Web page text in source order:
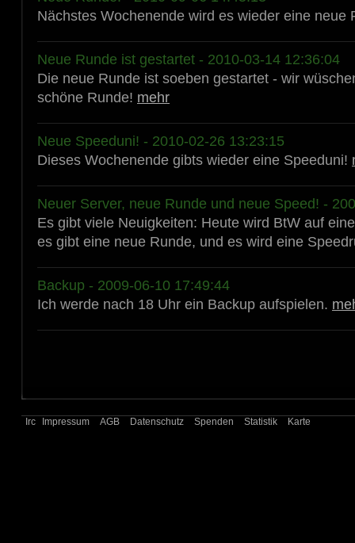
Nächstes Wochenende wird es wieder eine neue
Neue Runde ist gestartet - 2010-03-14 12:36:04
Die neue Runde ist soeben gestartet - wir
schöne Runde! mehr
Neue Speeduni! - 2010-02-26 13:23:15
Dieses Wochenende gibts wieder eine Speeduni!
Neuer Server, neue Runde und neue Speed! -
Es gibt viele Neuigkeiten: Heute wird BtW auf
es gibt eine neue Runde, und es wird eine
Backup - 2009-06-10 17:49:44
Ich werde nach 18 Uhr ein Backup aufspielen.
Irc Impressum AGB Datenschutz Spenden Statistik Karte